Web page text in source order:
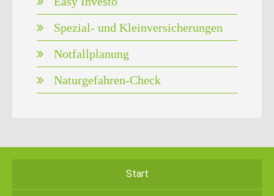
Spezial- und Kleinversicherungen
Notfallplanung
Naturgefahren-Check
Start